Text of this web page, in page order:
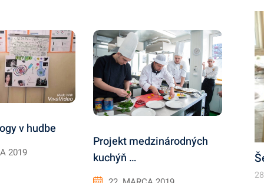
v hudbe
2019
Projekt medzinárodných
kuchýň …